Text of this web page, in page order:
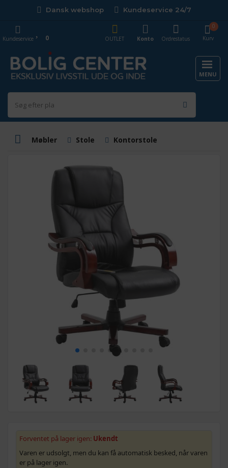
Dansk webshop Kundeservice 24/7
Kurv
0
OUTLET
Konto Ordrestatus
Kundeservice 0
MENU
Møbler Stole Kontorstole
Forventet på lager igen: Ukendt
Varen er udsolgt, men du kan få automatisk besked, når varen
er på lager igen.